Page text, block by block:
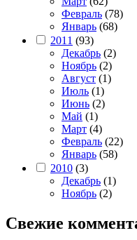
Февраль (78)
Январь (68)
2011 (93)
Декабрь (2)
Ноябрь (2)
Август (1)
Июль (1)
Июнь (2)
Май (1)
Март (4)
Февраль (22)
Январь (58)
2010 (3)
Декабрь (1)
Ноябрь (2)
Свежие